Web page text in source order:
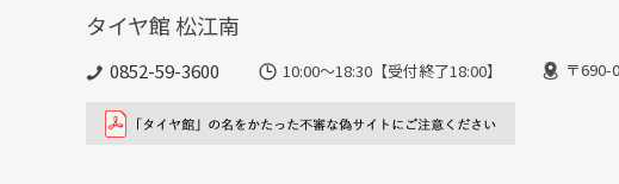
タイヤ館 松江南
0852-59-3600 10:00～18:30【受付終了18:00】 〒